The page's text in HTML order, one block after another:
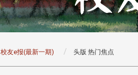
校友e报(最新一期) 头版 热门焦点